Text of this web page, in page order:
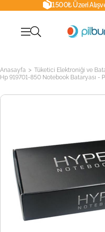
1500₺ Üzeri
Anasayfa > Tüketici Elektroniği ve
Hp 919701-850 Notebook Bataryası -